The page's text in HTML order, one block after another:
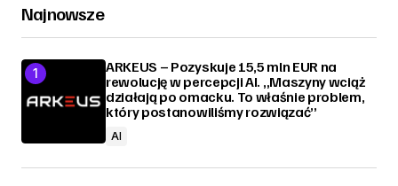
Najnowsze
ARKEUS – Pozyskuje 15,5 mln EUR na
rewolucję w percepcji AI. „Maszyny wciąż
działają po omacku. To właśnie problem,
który postanowiliśmy rozwiązać”
AI